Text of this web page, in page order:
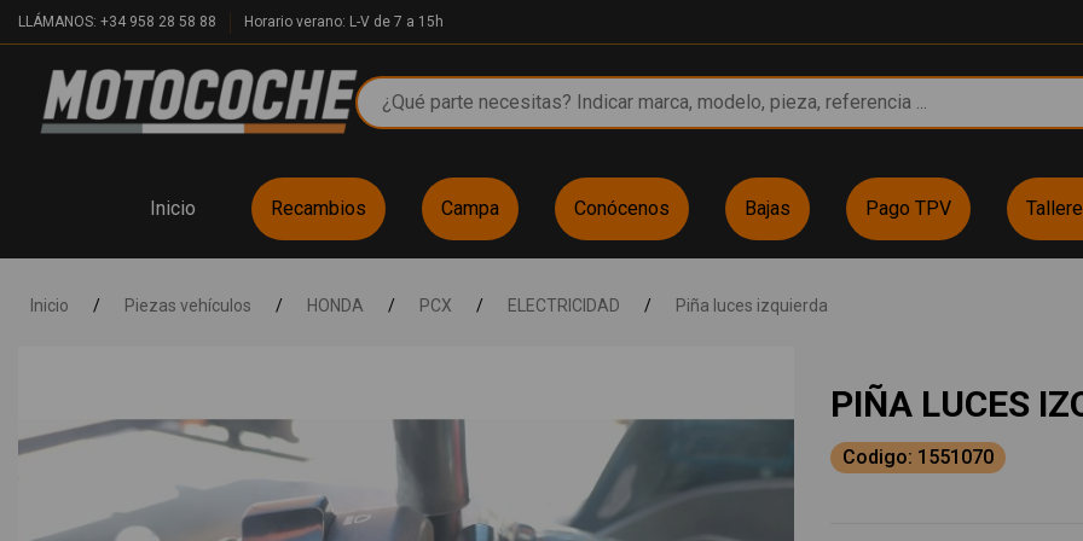
LLÁMANOS: +34 958 28 58 88 Horario verano: L-V de 7 a 15h
Inicio Recambios Campa Conócenos Bajas Pago TPV
Inicio / Piezas vehículos / HONDA / PCX / ELECTRICIDAD / Piña luces izquierda
PIÑA LUCES
Codigo: 1551070